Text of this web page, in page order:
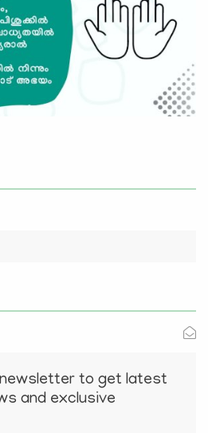
to get latest
and exclusive